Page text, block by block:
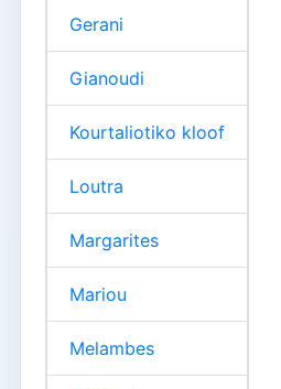
Gerani
Gianoudi
Kourtaliotiko kloof
Loutra
Margarites
Mariou
Melambes